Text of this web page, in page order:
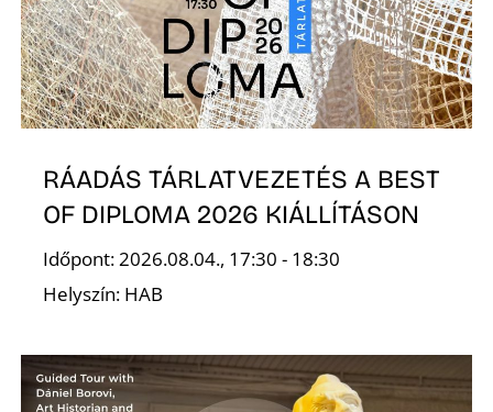
RÁADÁS TÁRLATVEZETÉS A BEST
OF DIPLOMA 2026 KIÁLLÍTÁSON
Időpont: 2026.08.04., 17:30 - 18:30
Helyszín: HAB